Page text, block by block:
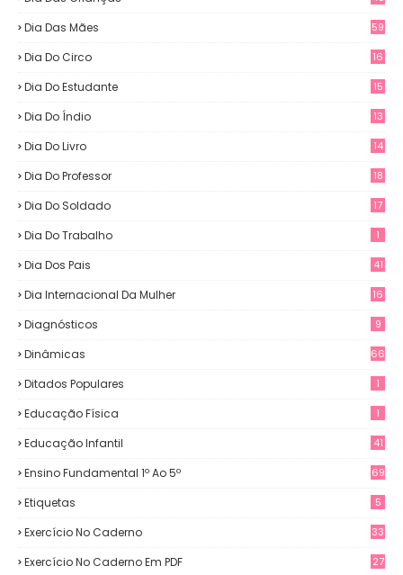
Dia Das Mães 59
Dia Do Circo 16
Dia Do Estudante 15
Dia Do Índio 13
Dia Do Livro 14
Dia Do Professor 18
Dia Do Soldado 17
Dia Do Trabalho 1
Dia Dos Pais 41
Dia Internacional Da Mulher 16
Diagnósticos 9
Dinâmicas 66
Ditados Populares 1
Educação Física 1
Educação Infantil 41
Ensino Fundamental 1º Ao 5º 69
Etiquetas 5
Exercício No Caderno 33
Exercício No Caderno Em PDF 27